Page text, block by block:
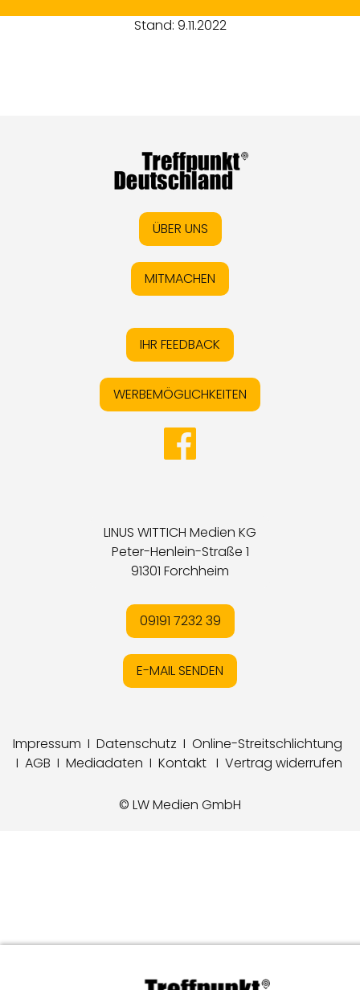
Stand: 9.11.2022
ÜBER UNS
MITMACHEN
IHR FEEDBACK
WERBEMÖGLICHKEITEN
LINUS WITTICH Medien KG
Peter-Henlein-Straße 1
91301 Forchheim
09191 7232 39
E-MAIL SENDEN
Impressum I Datenschutz I Online-Streitschlichtung
I AGB I Mediadaten I Kontakt I Vertrag widerrufen
© LW Medien GmbH